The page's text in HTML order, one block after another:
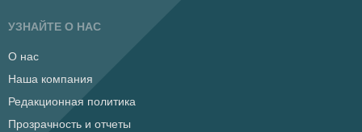
УЗНАЙТЕ О НАС
О нас
Наша компания
Редакционная политика
Прозрачность и отчеты